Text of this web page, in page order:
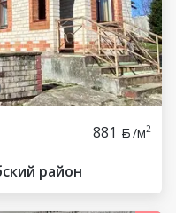
881 /м2
район